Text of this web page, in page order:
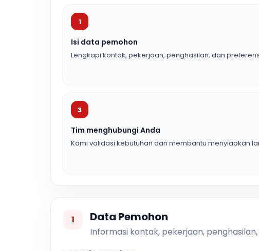
1
Isi data pemohon
Lengkapi kontak, pekerjaan, penghasilan, dan
3
Tim menghubungi Anda
Kami validasi kebutuhan dan membantu menyiapkan
1 Data Pemohon
Informasi kontak, pekerjaan,